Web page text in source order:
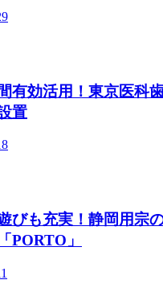
有効活用！東京医科
置
びも充実！静岡用宗
PORTO」